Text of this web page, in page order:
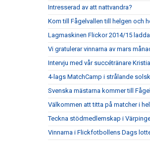
Intresserad av att nattvandra?
Kom till Fågelvallen till helgen och
Lagmaskinen Flickor 2014/15
Vi gratulerar vinnarna av mars
Intervju med vår succétränare
4-lags MatchCamp i strålande
Svenska mästarna kommer till
Välkommen att titta på matcher i
Teckna stödmedlemskap i
Vinnarna i Flickfotbollens Dags